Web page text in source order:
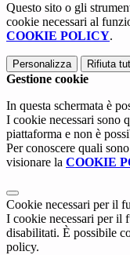
Questo sito o gli
cookie necessari al
COOKIE POLICY.
Personalizza Rifiuta
Gestione cookie
In questa schermata è
I cookie necessari sono
piattaforma e non è
Per conoscere quali
visionare la COOKIE
Cookie necessari per il
I cookie necessari per il
disabilitati. È possibile
policy.